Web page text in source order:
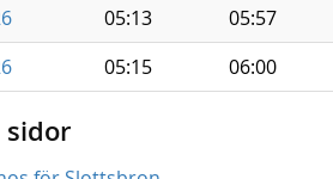
05:13 05:57
05:15 06:00
sidor